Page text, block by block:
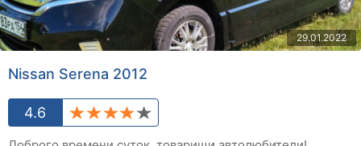
29.01.2022
Nissan Serena 2012
4.6